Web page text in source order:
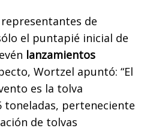
de
el puntapié inicial de
lanzamientos
Wortzel apuntó: “El
es la tolva
toneladas, perteneciente
de tolvas